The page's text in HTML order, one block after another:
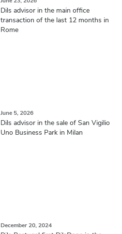
Dils advisor in the main office
transaction of the last 12 months in
Rome
June 5, 2026
Dils advisor in the sale of San Vigilio
Uno Business Park in Milan
December 20, 2024